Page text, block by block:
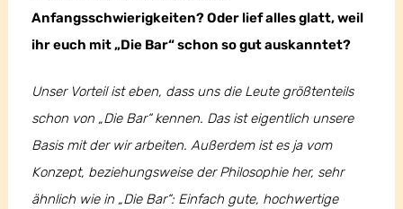
Anfangsschwierigkeiten? Oder lief alles glatt, weil
ihr euch mit „Die Bar“ schon so gut auskanntet?
Unser Vorteil ist eben, dass uns die Leute größtenteils
schon von „Die Bar“ kennen. Das ist eigentlich unsere
Basis mit der wir arbeiten. Außerdem ist es ja vom
Konzept, beziehungsweise der Philosophie her, sehr
ähnlich wie in „Die Bar“: Einfach gute, hochwertige